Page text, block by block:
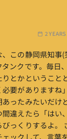
2
、この静岡県知事
タンクです。毎日
りとかということ
必要がありますね
あったみたいだけ
間違えたら「はい
びっくりするよ。
ェックして、言葉